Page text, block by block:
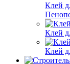
Клей
Клей
Клей